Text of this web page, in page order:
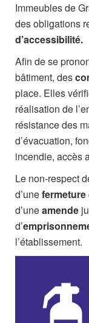
Immeubles de
des obligations
d’accessibilité.
Afin de se
bâtiment, des
place. Elles
réalisation de
résistance des
d’évacuation,
incendie, accès
Le non-respect
d’unefermeture
d’uneamende
d’
l’établissement.